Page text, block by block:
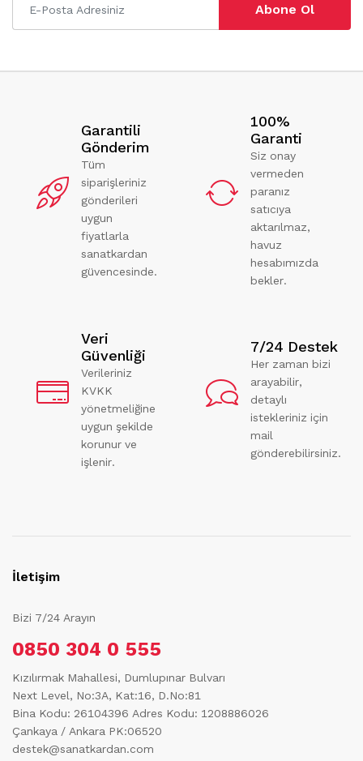
Abone Ol
Garantili
Gönderim
Tüm
siparişleriniz
gönderileri
uygun
fiyatlarla
sanatkardan
güvencesinde.
100%
Garanti
Siz onay
vermeden
paranız
satıcıya
aktarılmaz,
havuz
hesabımızda
bekler.
Veri
Güvenliği
Verileriniz
KVKK
yönetmeliğine
uygun şekilde
korunur ve
işlenir.
7/24 Destek
Her zaman bizi
arayabilir,
detaylı
istekleriniz için
mail
gönderebilirsiniz.
İletişim
Bizi 7/24 Arayın
0850 304 0 555
Kızılırmak Mahallesi, Dumlupınar Bulvarı
Next Level, No:3A, Kat:16, D.No:81
Bina Kodu: 26104396 Adres Kodu: 1208886026
Çankaya / Ankara PK:06520
destek@sanatkardan.com